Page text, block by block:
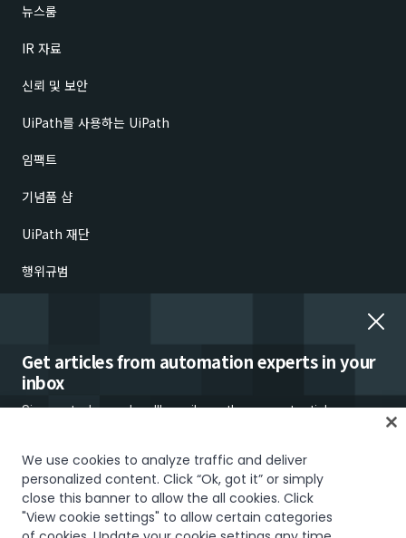
Get articles from automation experts in your
inbox
Sign up today and we'll email you the newest articles every
뉴스룸
IR 자료
신뢰 및 보안
UiPath를 사용하는 UiPath
임팩트
기념품 샵
UiPath 재단
행위규범
신뢰 및 보안Terms of UsePrivacy PolicyCookies Policy
Your Privacy Choices
We use cookies to analyze traffic and deliver
personalized content. Click “Ok, got it” or simply
close this banner to allow the all cookies. Click
"View cookie settings" to allow certain categories